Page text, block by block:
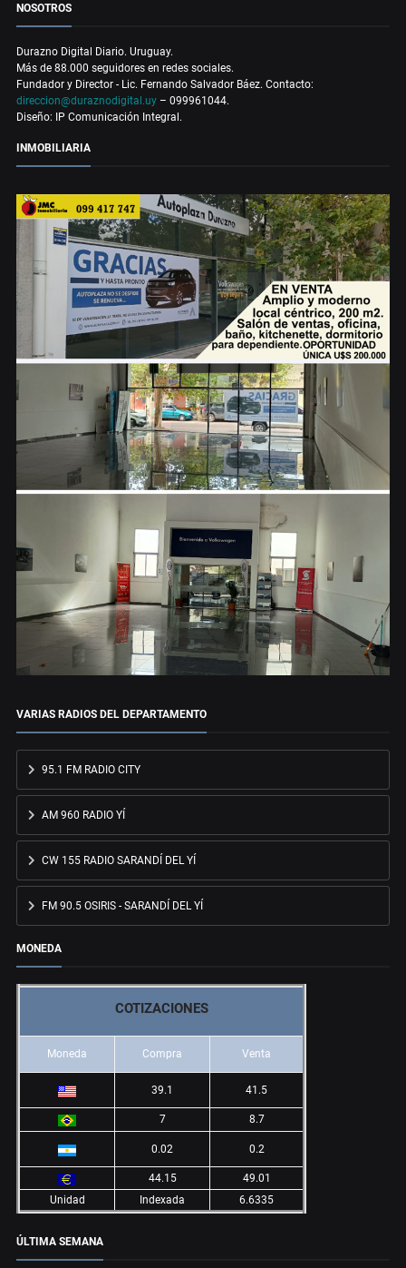
NOSOTROS
Durazno Digital Diario. Uruguay.
Más de 88.000 seguidores en redes sociales.
Fundador y Director - Lic. Fernando Salvador Báez. Contacto:
direccion@duraznodigital.uy – 099961044.
Diseño: IP Comunicación Integral.
INMOBILIARIA
VARIAS RADIOS DEL DEPARTAMENTO
95.1 FM RADIO CITY
AM 960 RADIO YÍ
CW 155 RADIO SARANDÍ DEL YÍ
FM 90.5 OSIRIS - SARANDÍ DEL YÍ
MONEDA
COTIZACIONES
Moneda Compra Venta
39.1 41.5
7 8.7
0.02 0.2
44.15
49.01
Unidad
Indexada 6.6335
ÚLTIMA SEMANA